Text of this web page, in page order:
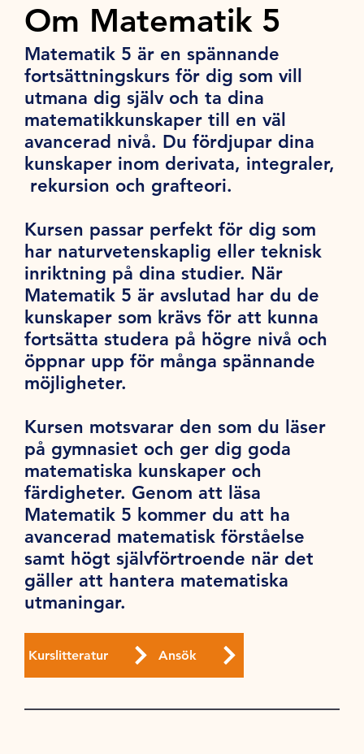
Om Matematik 5
Matematik 5 är en spännande
fortsättningskurs för dig som vill
utmana dig själv och ta dina
matematikkunskaper till en väl
avancerad nivå. Du fördjupar dina
kunskaper inom derivata, integraler,
rekursion och grafteori.
Kursen passar perfekt för dig som
har naturvetenskaplig eller teknisk
inriktning på dina studier. När
Matematik 5 är avslutad har du de
kunskaper som krävs för att kunna
fortsätta studera på högre nivå och
öppnar upp för många spännande
möjligheter.
Kursen motsvarar den som du läser
på gymnasiet och ger dig goda
matematiska kunskaper och
färdigheter. Genom att läsa
Matematik 5 kommer du att ha
avancerad matematisk förståelse
samt högt självförtroende när det
gäller att hantera matematiska
utmaningar.
Kurslitteratur Ansök